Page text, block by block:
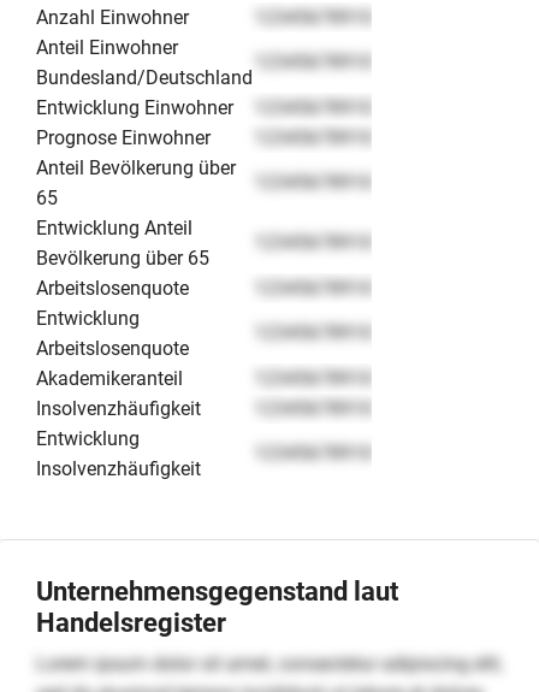
Anzahl Einwohner
12345678910
Anteil Einwohner
Bundesland/Deutschland
12345678910
Entwicklung Einwohner
12345678910
Prognose Einwohner
12345678910
Anteil Bevölkerung über
65
12345678910
Entwicklung Anteil
Bevölkerung über 65
12345678910
Arbeitslosenquote
12345678910
Entwicklung
Arbeitslosenquote
12345678910
Akademikeranteil
12345678910
Insolvenzhäufigkeit
12345678910
Entwicklung
Insolvenzhäufigkeit
12345678910
Unternehmensgegenstand laut
Handelsregister
Lorem ipsum dolor sit amet, consectetur adipiscing elit,